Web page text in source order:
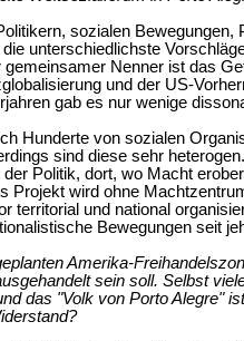
sozialen Bewegungen,
unterschiedlichste
Nenner ist das
und der US-
gab es nur wenige
Hunderte von sozialen
sind diese sehr
Politik, dort, wo Macht
Projekt wird ohne
territorial und national
Bewegungen seit
Amerika-
sein soll. Selbst
das "Volk von Porto Alegre"